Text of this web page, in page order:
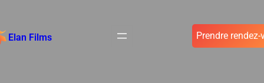
Elan Films Prendre rendez-